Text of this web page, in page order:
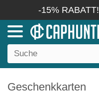
-15% RABATT!
Geschenkkarten